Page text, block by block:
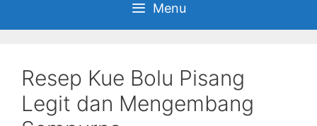
Menu
Resep Kue Bolu Pisang
Legit dan Mengembang